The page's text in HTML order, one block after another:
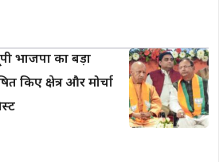
भाजपा का बड़ा
किए क्षेत्र और मोर्चा